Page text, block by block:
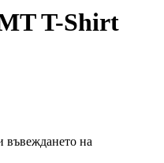
T-Shirt
въвеждането на